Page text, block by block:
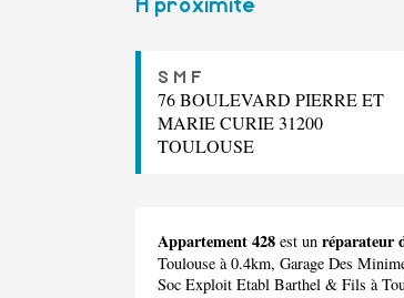
A proximite
S M F
76 BOULEVARD PIERRE ET
MARIE CURIE 31200
TOULOUSE
Appartement 428 est un réparateur
Toulouse à 0.4km, Garage Des
Soc Exploit Etabl Barthel & Fils à